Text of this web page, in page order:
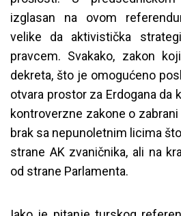
izglasan na ovom
velike da aktivistička
pravcem. Svakako, zakon
dekreta, što je omogućeno
otvara prostor za Erdogana da
kontroverzne zakone o
brak sa nepunoletnim licima
strane AK zvaničnika, ali na
od strane Parlamenta.